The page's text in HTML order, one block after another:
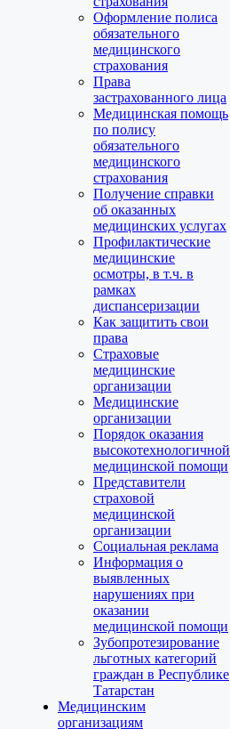
Оформление полиса
обязательного
медицинского
страхования
Права
застрахованного лица
Медицинская помощь
по полису
обязательного
медицинского
страхования
Получение справки
об оказанных
медицинских услугах
Профилактические
медицинские
осмотры, в т.ч. в
рамках
диспансеризации
Как защитить свои
права
Страховые
медицинские
организации
Медицинские
организации
Порядок оказания
высокотехнологичной
медицинской помощи
Представители
страховой
медицинской
организации
Социальная реклама
Информация о
выявленных
нарушениях при
оказании
медицинской помощи
Зубопротезирование
льготных категорий
граждан в Республике
Татарстан
Медицинским
организациям